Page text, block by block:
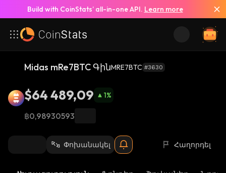
Build with CoinStats’ all-in-one API. Learn more
Midas mRe7BTC ԳինMRE7BTC #3630
$64 489,09 1%
฿0,98930593
Փոխանակել Հաղորդել